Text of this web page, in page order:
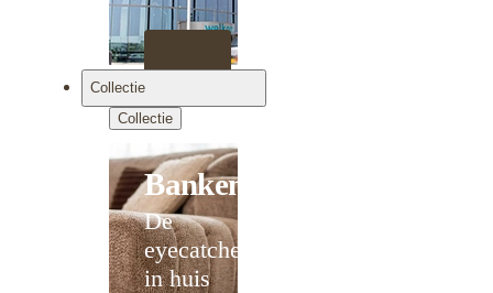
Collectie
Collectie
Banken
De
eyecatcher
in huis